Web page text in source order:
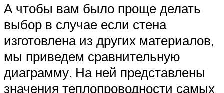
А чтобы вам было проще делать
выбор в случае если стена
изготовлена из других материалов,
мы приведем сравнительную
диаграмму. На ней представлены
значения теплопроводности самых